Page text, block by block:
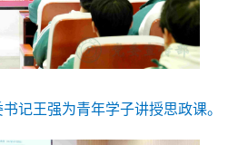
记王强为青年学子讲授思政课。